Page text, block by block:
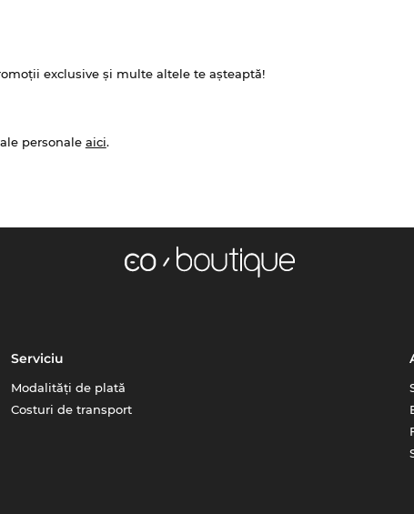
exclusive și multe altele te așteaptă!
personale aici.
Serviciu
Modalități de plată
Costuri de transport